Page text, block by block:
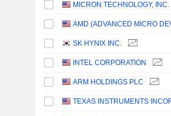
MICRON TECHNOLOGY, INC.
AMD (ADVANCED MICRO
SK HYNIX INC.
INTEL CORPORATION
ARM HOLDINGS PLC